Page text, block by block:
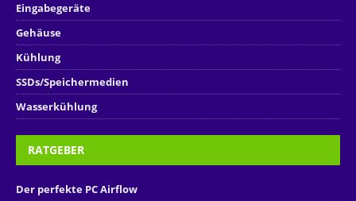
Eingabegeräte
Gehäuse
Kühlung
SSDs/Speichermedien
Wasserkühlung
RATGEBER
Der perfekte PC Airflow